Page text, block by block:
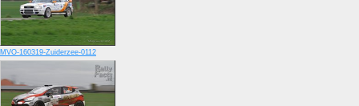
MVO-160319-Zuiderzee-0112